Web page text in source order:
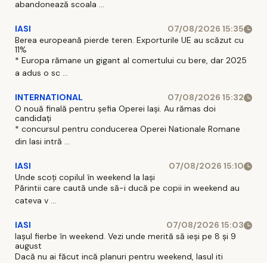
abandonează scoala ...
IASI
07/08/2026 15:35
Berea europeană pierde teren. Exporturile UE au scăzut cu
11%
* Europa rămane un gigant al comertului cu bere, dar 2025
a adus o sc ...
INTERNATIONAL
07/08/2026 15:32
O nouă finală pentru șefia Operei Iași. Au rămas doi
candidați
* concursul pentru conducerea Operei Nationale Romane
din Iasi intră ...
IASI
07/08/2026 15:10
Unde scoți copilul în weekend la Iași
Părintii care caută unde să-i ducă pe copii in weekend au
cateva v ...
IASI
07/08/2026 15:03
Iașul fierbe în weekend. Vezi unde merită să ieși pe 8 și 9
august
Dacă nu ai făcut incă planuri pentru weekend, Iasul iti